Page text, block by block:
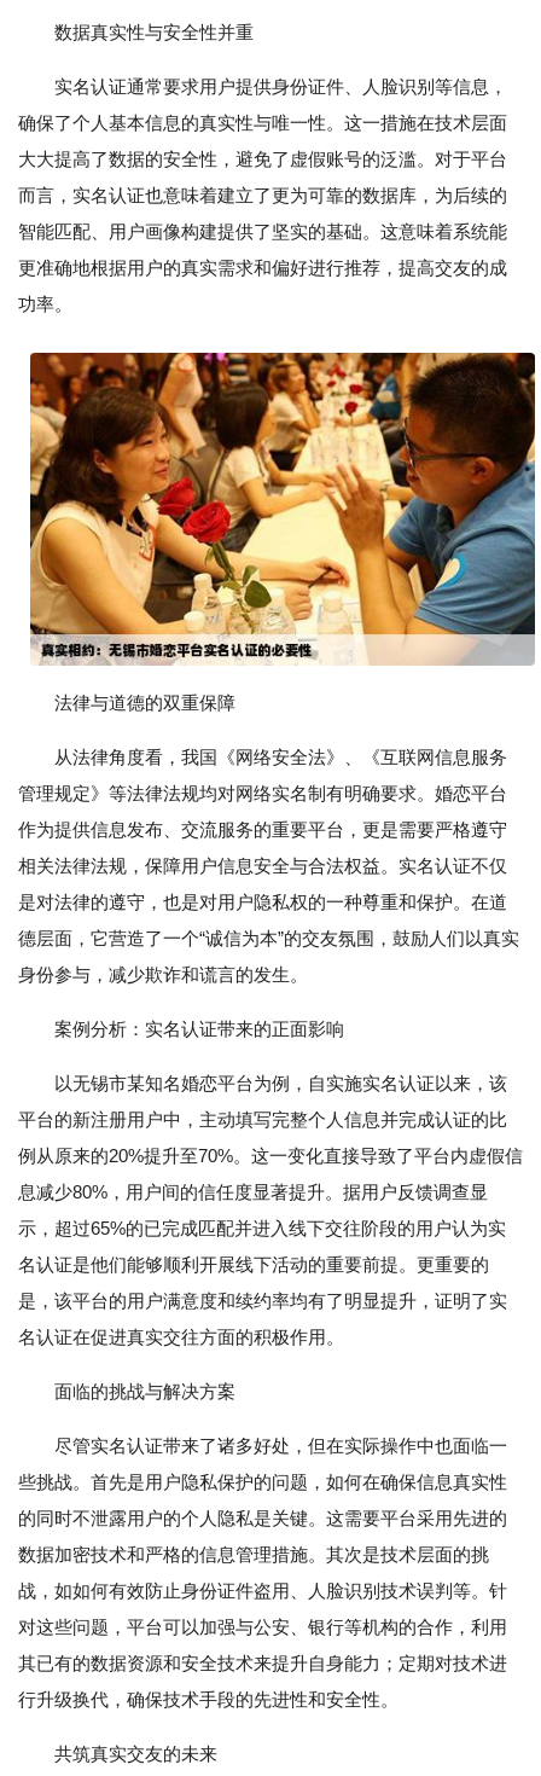
数据真实性与安全性并重
实名认证通常要求用户提供身份证件、人脸识别等信息，
确保了个人基本信息的真实性与唯一性。这一措施在技术层面
大大提高了数据的安全性，避免了虚假账号的泛滥。对于平台
而言，实名认证也意味着建立了更为可靠的数据库，为后续的
智能匹配、用户画像构建提供了坚实的基础。这意味着系统能
更准确地根据用户的真实需求和偏好进行推荐，提高交友的成
功率。
法律与道德的双重保障
从法律角度看，我国《网络安全法》、《互联网信息服务
管理规定》等法律法规均对网络实名制有明确要求。婚恋平台
作为提供信息发布、交流服务的重要平台，更是需要严格遵守
相关法律法规，保障用户信息安全与合法权益。实名认证不仅
是对法律的遵守，也是对用户隐私权的一种尊重和保护。在道
德层面，它营造了一个“诚信为本”的交友氛围，鼓励人们以真实
身份参与，减少欺诈和谎言的发生。
案例分析：实名认证带来的正面影响
以无锡市某知名婚恋平台为例，自实施实名认证以来，该
平台的新注册用户中，主动填写完整个人信息并完成认证的比
例从原来的20%提升至70%。这一变化直接导致了平台内虚假信
息减少80%，用户间的信任度显著提升。据用户反馈调查显
示，超过65%的已完成匹配并进入线下交往阶段的用户认为实
名认证是他们能够顺利开展线下活动的重要前提。更重要的
是，该平台的用户满意度和续约率均有了明显提升，证明了实
名认证在促进真实交往方面的积极作用。
面临的挑战与解决方案
尽管实名认证带来了诸多好处，但在实际操作中也面临一
些挑战。首先是用户隐私保护的问题，如何在确保信息真实性
的同时不泄露用户的个人隐私是关键。这需要平台采用先进的
数据加密技术和严格的信息管理措施。其次是技术层面的挑
战，如如何有效防止身份证件盗用、人脸识别技术误判等。针
对这些问题，平台可以加强与公安、银行等机构的合作，利用
其已有的数据资源和安全技术来提升自身能力；定期对技术进
行升级换代，确保技术手段的先进性和安全性。
共筑真实交友的未来